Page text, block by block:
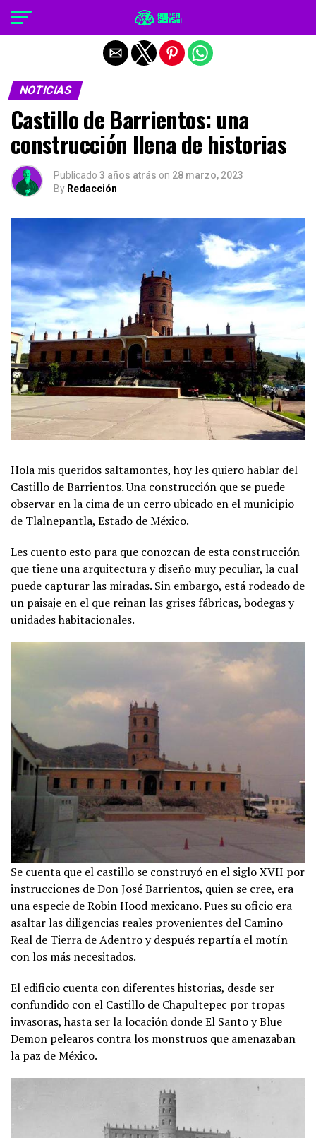
NOTICIAS
Castillo de Barrientos: una
construcción llena de historias
Publicado 3 años atrás on 28 marzo, 2023
By Redacción
Hola mis queridos saltamontes, hoy les quiero hablar del
Castillo de Barrientos. Una construcción que se puede
observar en la cima de un cerro ubicado en el municipio
de Tlalnepantla, Estado de México.
Les cuento esto para que conozcan de esta construcción
que tiene una arquitectura y diseño muy peculiar, la cual
puede capturar las miradas. Sin embargo, está rodeado de
un paisaje en el que reinan las grises fábricas, bodegas y
unidades habitacionales.
Se cuenta que el castillo se construyó en el siglo XVII por
instrucciones de Don José Barrientos, quien se cree, era
una especie de Robin Hood mexicano. Pues su oficio era
asaltar las diligencias reales provenientes del Camino
Real de Tierra de Adentro y después repartía el motín
con los más necesitados.
El edificio cuenta con diferentes historias, desde ser
confundido con el Castillo de Chapultepec por tropas
invasoras, hasta ser la locación donde El Santo y Blue
Demon pelearos contra los monstruos que amenazaban
la paz de México.
Salir de la versión móvil